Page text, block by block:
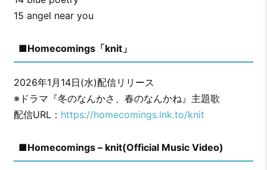
15 angel near you
■Homecomings「knit」
2026年1月14日(水)配信リリース
※ドラマ『冬のなんかさ、春のなんかね』主題歌
配信URL： https://homecomings.lnk.to/knit
■Homecomings – knit(Official Music Video)